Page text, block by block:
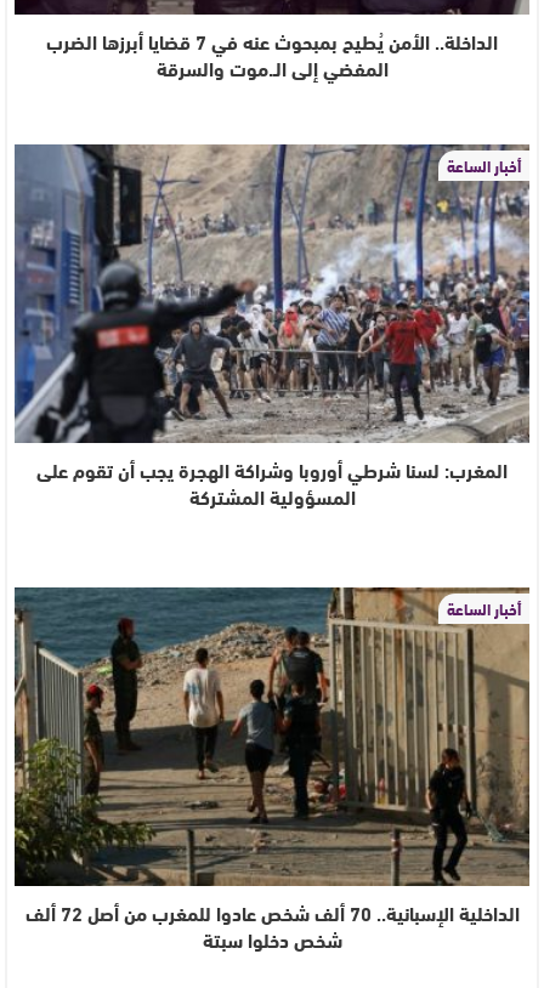
الداخلة.. الأمن يُطيح بمبحوث عنه في 7 قضايا أبرزها الضرب
المفضي إلى الـ.موت والسرقة
أخبار الساعة
المغرب: لسنا شرطي أوروبا وشراكة الهجرة يجب أن تقوم على
المسؤولية المشتركة
أخبار الساعة
الداخلية الإسبانية.. 70 ألف شخص عادوا للمغرب من أصل 72 ألف
شخص دخلوا سبتة